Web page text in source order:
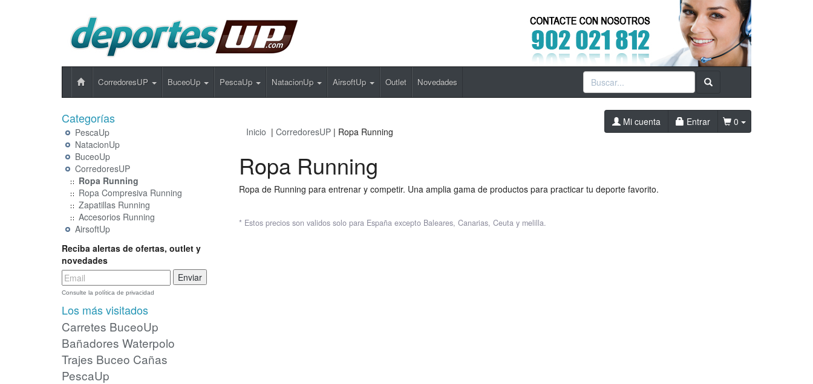
CorredoresUP BuceoUp PescaUp NatacionUp AirsoftUp Outlet Novedades
Categorías
PescaUp
NatacionUp
BuceoUp
CorredoresUP
Ropa Running
Ropa Compresiva Running
Zapatillas Running
Accesorios Running
AirsoftUp
Reciba alertas de ofertas, outlet y
novedades
Consulte la política de privacidad
Los más visitados
Carretes BuceoUp
Bañadores Waterpolo
Trajes Buceo Cañas
PescaUp
Mi cuenta Entrar
0
Inicio | CorredoresUP| Ropa Running
Ropa Running
Ropa de Running para entrenar y competir. Una amplia gama de productos para practicar tu deporte favorito.
* Estos precios son validos solo para España excepto Baleares, Canarias, Ceuta y melilla.